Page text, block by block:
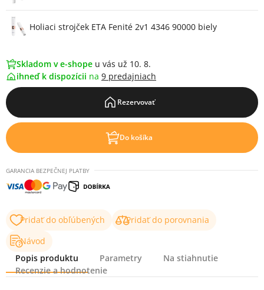
Holiaci strojček ETA Fenité 2v1 4346 90000 biely
Skladom v e-shope u vás už 10. 8.
ihneď k dispozícii na 9 predajniach
Rezervovať
Do košíka
GARANCIA BEZPEČNEJ PLATBY
Pridať do obľúbených
Pridať do porovnania
Návod
Popis produktu
Parametry
Na stiahnutie
Recenzie a hodnotenie